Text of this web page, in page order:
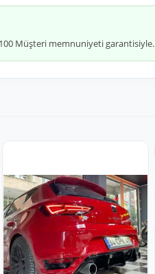
Müşteri memnuniyeti garantisiyle.